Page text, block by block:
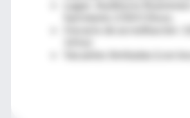
Lugar: Auditorio
Horario de acreditación:
Vacantes limitadas (con